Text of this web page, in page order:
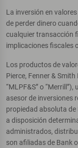
La inversión en
de perder dinero
cualquier transacción
implicaciones fiscales
Los productos de
Pierce, Fenner &
“MLPF&S” o
asesor de inversiones
propiedad absoluta
a disposición
administrados,
son afiliadas de Bank